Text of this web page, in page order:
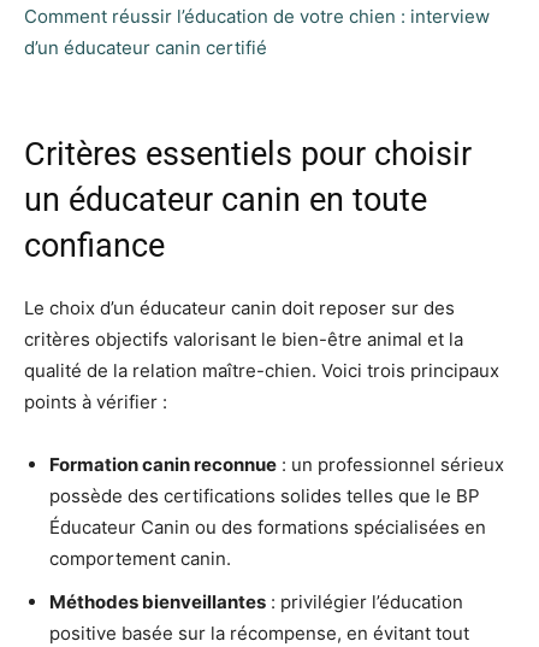
Comment réussir l’éducation de votre chien : interview
d’un éducateur canin certifié
Critères essentiels pour choisir
un éducateur canin en toute
confiance
Le choix d’un éducateur canin doit reposer sur des
critères objectifs valorisant le bien-être animal et la
qualité de la relation maître-chien. Voici trois principaux
points à vérifier :
Formation canin reconnue : un professionnel sérieux
possède des certifications solides telles que le BP
Éducateur Canin ou des formations spécialisées en
comportement canin.
Méthodes bienveillantes : privilégier l’éducation
positive basée sur la récompense, en évitant tout